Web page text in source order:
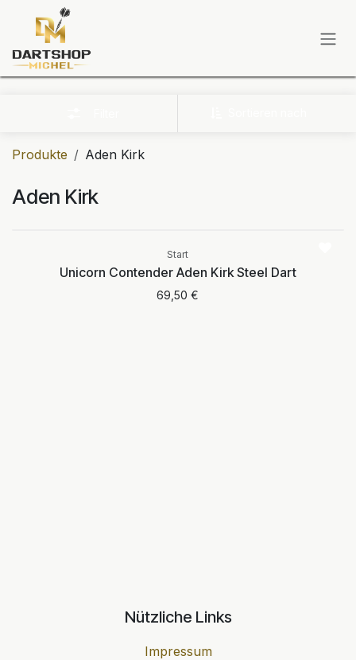
Zum Inhalt springen
Produkte Aden Kirk
Aden Kirk
Start
Unicorn Contender Aden Kirk Steel Dart
69,50 €
Nützliche Links
Impressum